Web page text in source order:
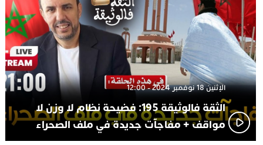
الإثنين 18 نوفمبر 2024 - 12:00
الثقة فالوثيقة 195: فضيحة نظام لا وزن لا
مواقف + مفاجآت جديدة في ملف الصحراء